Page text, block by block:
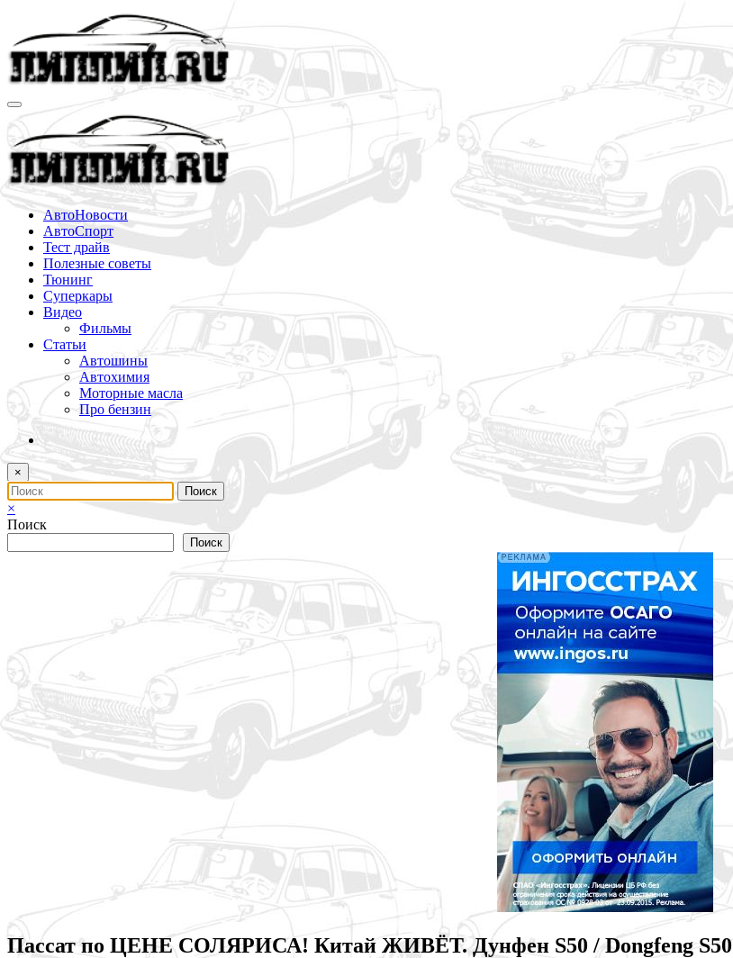
содержимому
АвтоНовости
АвтоСпорт
Тест драйв
Полезные советы
Тюнинг
Суперкары
Видео
Фильмы
Статьи
Автошины
Автохимия
Моторные масла
Про бензин
×
×
Поиск
Поиск
Пассат по ЦЕНЕ СОЛЯРИСА! Китай ЖИВЁТ. Дунфен S50 / Dongfeng S50